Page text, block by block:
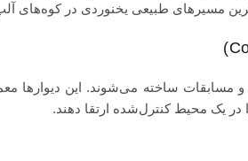
مسیرهای طبیعی یخنوردی در کوه‌های
مسابقات ساخته می‌شوند. این دیوارها
یک محیط کنترل‌شده ارتقا دهند.